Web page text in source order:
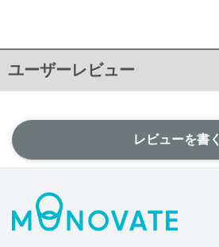
ユーザーレビュー
レビューを書く